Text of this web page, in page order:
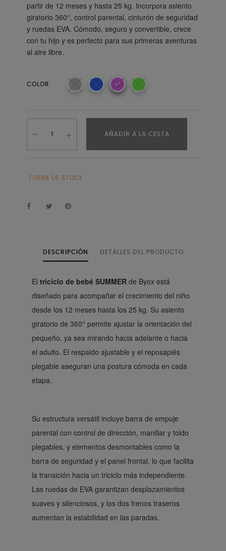
partir de 12 meses y hasta 25 kg. Incorpora asiento
giratorio 360°, control parental, cinturón de seguridad
y ruedas EVA. Cómodo, seguro y convertible, crece
con tu hijo y es perfecto para sus primeras aventuras
al aire libre.
COLOR
AÑADIR A LA CESTA
FUERA DE STOCK
DESCRIPCIÓN DETALLES DEL PRODUCTO
El triciclo de bebé SUMMER de Byox está
diseñado para acompañar el crecimiento del niño
desde los 12 meses hasta los 25 kg. Su asiento
giratorio de 360° permite ajustar la orientación del
pequeño, ya sea mirando hacia adelante o hacia
el adulto. El respaldo ajustable y el reposapiés
plegable aseguran una postura cómoda en cada
etapa.
Su estructura versátil incluye barra de empuje
parental con control de dirección, manillar y toldo
plegables, y elementos desmontables como la
barra de seguridad y el panel frontal, lo que facilita
la transición hacia un triciclo más independiente.
Las ruedas de EVA garantizan desplazamientos
suaves y silenciosos, y los dos frenos traseros
aumentan la estabilidad en las paradas.